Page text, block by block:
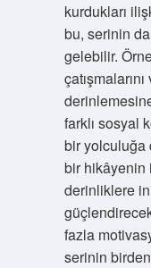
kurdukları
bu, serinin
gelebilir.
farklı sosyal
bir yolculuğa
bir hikâyenin
derinliklere
fazla
serinin